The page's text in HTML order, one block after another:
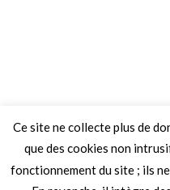
Ce site ne collecte plus de
que des cookies non
fonctionnement du site ; ils